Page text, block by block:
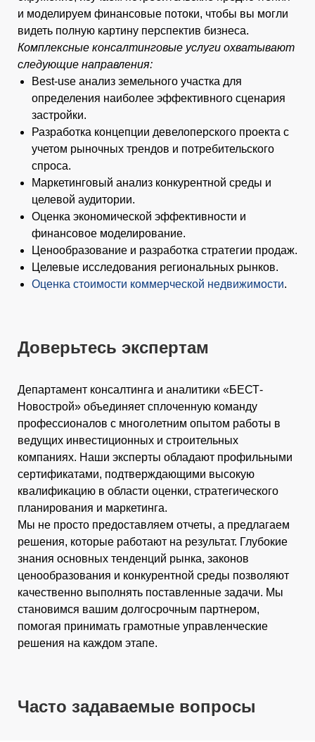
и моделируем финансовые потоки, чтобы вы могли
видеть полную картину перспектив бизнеса.
Комплексные консалтинговые услуги охватывают
следующие направления:
Best-use анализ земельного участка для
определения наиболее эффективного сценария
застройки.
Разработка концепции девелоперского проекта с
учетом рыночных трендов и потребительского
спроса.
Маркетинговый анализ конкурентной среды и
целевой аудитории.
Оценка экономической эффективности и
финансовое моделирование.
Ценообразование и разработка стратегии продаж.
Целевые исследования региональных рынков.
Оценка стоимости коммерческой недвижимости.
Доверьтесь экспертам
Департамент консалтинга и аналитики «БЕСТ-
Новострой» объединяет сплоченную команду
профессионалов с многолетним опытом работы в
ведущих инвестиционных и строительных
компаниях. Наши эксперты обладают профильными
сертификатами, подтверждающими высокую
квалификацию в области оценки, стратегического
планирования и маркетинга.
Мы не просто предоставляем отчеты, а предлагаем
решения, которые работают на результат. Глубокие
знания основных тенденций рынка, законов
ценообразования и конкурентной среды позволяют
качественно выполнять поставленные задачи. Мы
становимся вашим долгосрочным партнером,
помогая принимать грамотные управленческие
решения на каждом этапе.
Часто задаваемые вопросы